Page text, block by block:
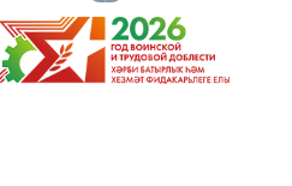
Новости Госавтоинспекции